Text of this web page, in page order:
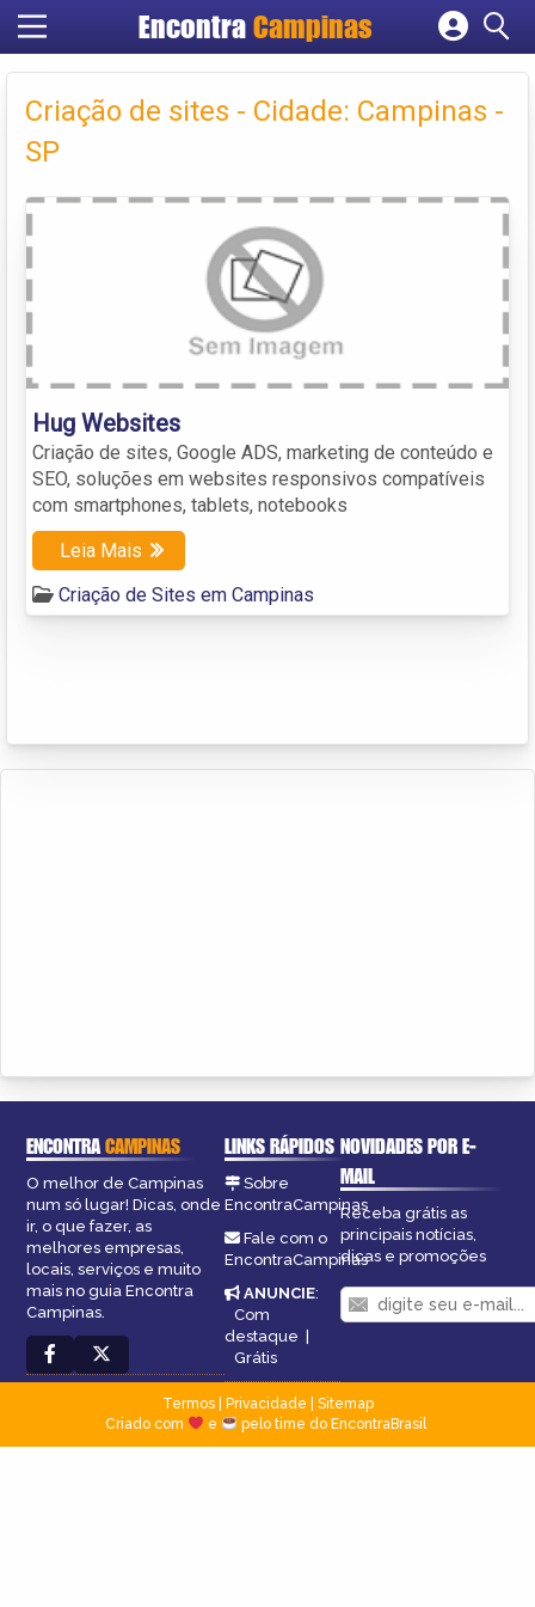
Encontra Campinas
Cadastrar empresa
Criar conta
Criação de sites - Cidade: Campinas -
SP
Hug Websites
Criação de sites, Google ADS, marketing de conteúdo e
SEO, soluções em websites responsivos compatíveis
com smartphones, tablets, notebooks
Leia Mais
Criação de Sites em Campinas
ENCONTRACAMPINAS
O melhor de Campinas
num só lugar! Dicas, onde
ir, o que fazer, as
melhores empresas,
locais, serviços e muito
mais no guia Encontra
Campinas.
LINKS RÁPIDOS
Sobre
EncontraCampinas
Fale com o
EncontraCampinas
ANUNCIE:
Com
destaque |
Grátis
NOVIDADES POR E-
MAIL
Receba grátis as
principais notícias,
dicas e promoções
Termos| Privacidade
Sitemap
Criado com
e pelo time do EncontraBrasil